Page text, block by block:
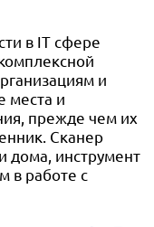
в IT сфере
и
места и
прежде чем их
Сканер
дома, инструмент
в работе с